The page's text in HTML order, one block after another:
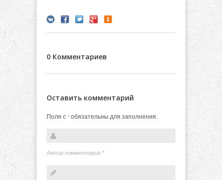
0 Комментариев
Оставить комментарий
Поля с *обязательны для заполнения.
Автор комментария *